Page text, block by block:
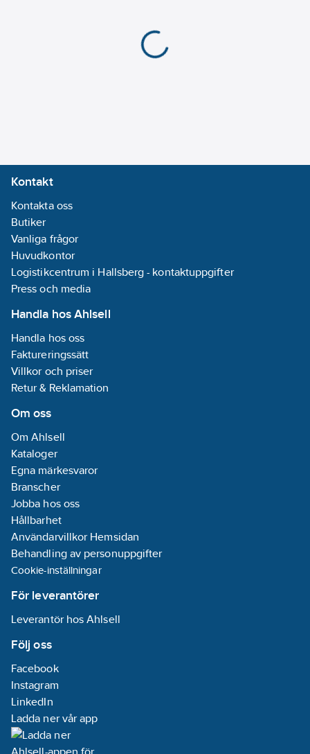
Kontakt
Kontakta oss
Butiker
Vanliga frågor
Huvudkontor
Logistikcentrum i Hallsberg - kontaktuppgifter
Press och media
Handla hos Ahlsell
Handla hos oss
Faktureringssätt
Villkor och priser
Retur & Reklamation
Om oss
Om Ahlsell
Kataloger
Egna märkesvaror
Branscher
Jobba hos oss
Hållbarhet
Användarvillkor Hemsidan
Behandling av personuppgifter
Cookie-inställningar
För leverantörer
Leverantör hos Ahlsell
Följ oss
Facebook
Instagram
LinkedIn
Ladda ner vår app